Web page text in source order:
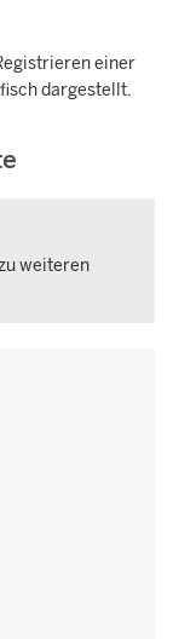
einer
dargestellt.
weiteren